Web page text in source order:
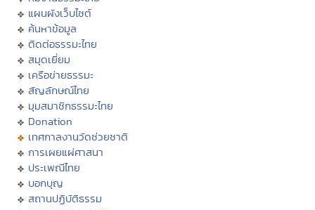
แผนผังเว็บไซต์
ค้นหาข้อมูล
ติดต่อธรรมะไทย
สมุดเยี่ยม
เครือข่ายธรรมะ
สัญลักษณ์ไทย
มุมสมาชิกธรรมะไทย
Donation
เทศกาลงานวัดช่วยชาติ
การเผยแผ่ศาสนา
ประเพณีไทย
บอกบุญ
สถานปฏิบัติธรรม